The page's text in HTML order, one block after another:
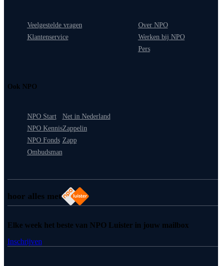
hoor alles met
Veelgestelde vragen
Klantenservice
Over NPO
Werken bij NPO
Pers
Ook NPO
NPO Start
NPO Kennis
NPO Fonds
Ombudsman
Net in Nederland
Zappelin
Zapp
Elke week het beste van NPO Luister in jouw mailbox
Inschrijven